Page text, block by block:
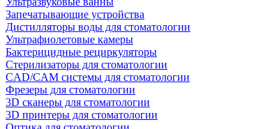
Запечатывающие устройства
Дистилляторы воды для стоматологии
Ультрафиолетовые камеры
Бактерицидные рециркуляторы
Стерилизаторы для стоматологии
CAD/CAM системы для стоматологии
Фрезеры для стоматологии
3D cканеры для стоматологии
3D принтеры для стоматологии